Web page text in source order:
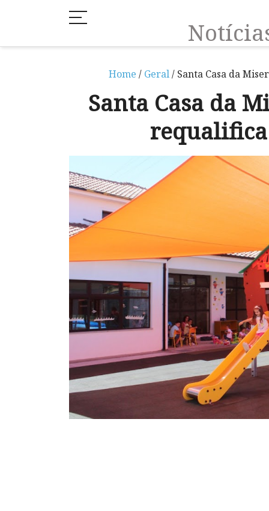
Home / Geral/ Santa Casa da
Santa Casa da